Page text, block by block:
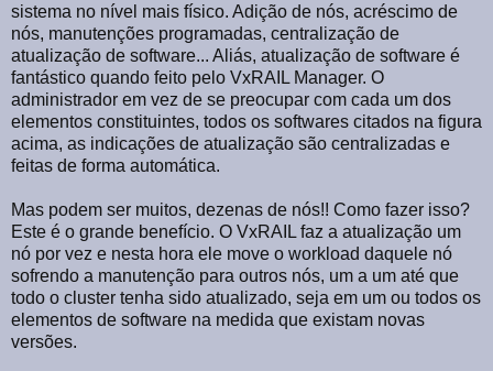
sistema no nível mais físico. Adição de nós, acréscimo de
nós, manutenções programadas, centralização de
atualização de software... Aliás, atualização de software é
fantástico quando feito pelo VxRAIL Manager. O
administrador em vez de se preocupar com cada um dos
elementos constituintes, todos os softwares citados na figura
acima, as indicações de atualização são centralizadas e
feitas de forma automática.
Mas podem ser muitos, dezenas de nós!! Como fazer isso?
Este é o grande benefício. O VxRAIL faz a atualização um
nó por vez e nesta hora ele move o workload daquele nó
sofrendo a manutenção para outros nós, um a um até que
todo o cluster tenha sido atualizado, seja em um ou todos os
elementos de software na medida que existam novas
versões.